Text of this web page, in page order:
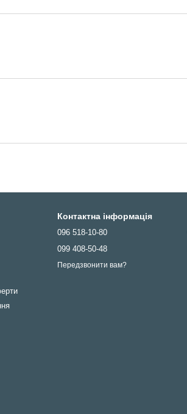
Контактна інформація
096 518-10-80
099 408-50-48
Передзвонити вам?